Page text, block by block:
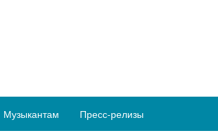
Музыкантам Пресс-релизы